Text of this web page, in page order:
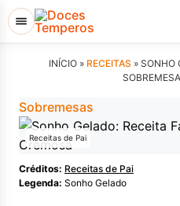
INÍCIO » RECEITAS » SONHO
Sobremesas
Receitas de Pai
Créditos: Receitas de Pai
Legenda: Sonho Gelado